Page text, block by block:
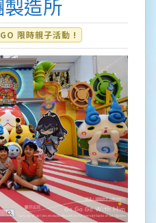
造所
GO 限時親子活動 !